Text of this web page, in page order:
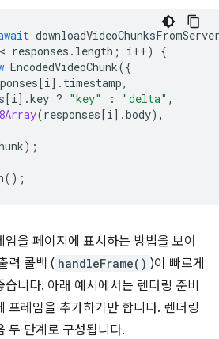
< responses . length ; i++)
{
EncodedVideoChunk({
[i ]. timestamp,
[i ].key ? "key" : "delta" ,
(responses[i ].body),
);
();
을 페이지에 표시하는 방법을 보여
력 콜백 ( handleFrame() )이 빠르게
니다. 아래 예시에서는 렌더링 준비
프레임을 추가하기만 합니다. 렌더링
두 단계로 구성됩니다.